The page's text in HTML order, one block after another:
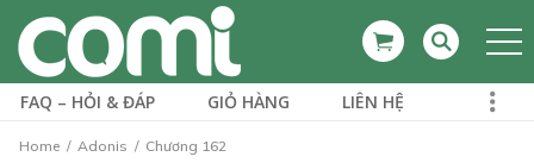
FAQ – HỎI & ĐÁP GIỎ HÀNG LIÊN HỆ
Home Adonis Chương 162